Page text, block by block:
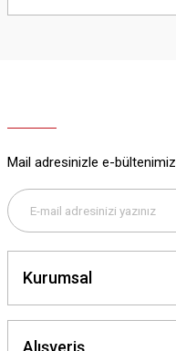
Mail adresinizle e-
Kurumsal